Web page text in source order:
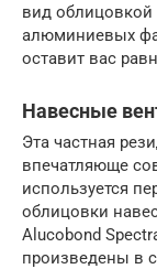
вид
алюминиевых
оставит вас
Навесные
Эта частная
впечатляюще
используется
облицовки
Alucobond
произведены в